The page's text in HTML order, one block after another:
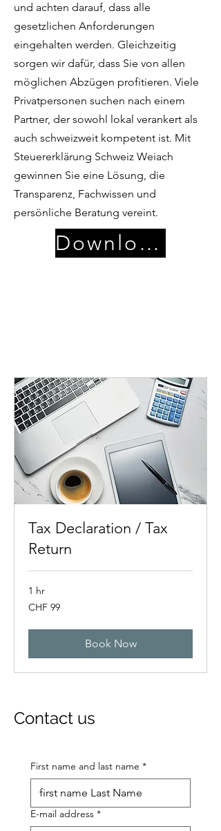
und achten darauf, dass alle
gesetzlichen Anforderungen
eingehalten werden. Gleichzeitig
sorgen wir dafür, dass Sie von allen
möglichen Abzügen profitieren. Viele
Privatpersonen suchen nach einem
Partner, der sowohl lokal verankert als
auch schweizweit kompetent ist. Mit
Steuererklärung Schweiz Weiach
gewinnen Sie eine Lösung, die
Transparenz, Fachwissen und
persönliche Beratung vereint.
Download
Tax Declaration / Tax
Return
1 hr
99
Swiss
CHF 99
Book Now
Contact us
First name and last name *
E-mail address *